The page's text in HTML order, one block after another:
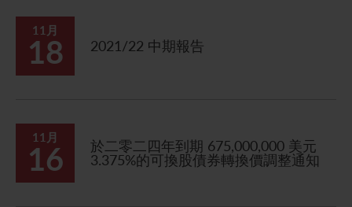
11月
18 2021/22 中期報告
11月
16
於二零二四年到期 675,000,000 美元
3.375%的可換股債券轉換價調整通知